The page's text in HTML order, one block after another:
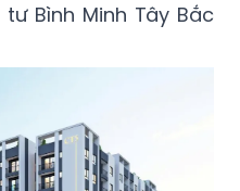
Bình Minh Tây Bắc